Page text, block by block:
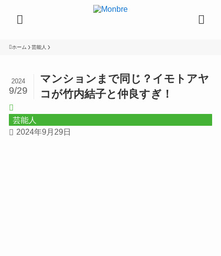
ホーム 芸能人
マンションまで同じ？イモトアヤ
コが竹内結子と仲良すぎ！
2024
9/29
芸能人
2024年9月29日